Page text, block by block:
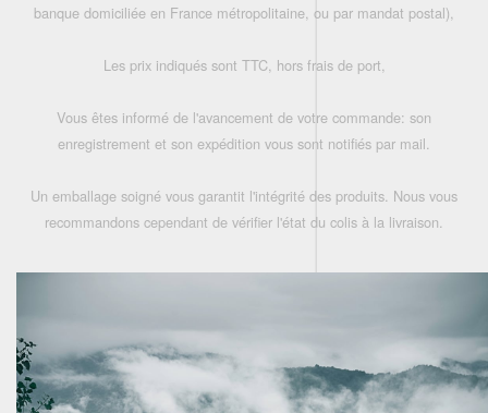
banque domiciliée en France métropolitaine, ou par mandat postal),
Les prix indiqués sont TTC, hors frais de port,
Vous êtes informé de l'avancement de votre commande: son
enregistrement et son expédition vous sont notifiés par mail.
Un emballage soigné vous garantit l'intégrité des produits. Nous vous
recommandons cependant de vérifier l'état du colis à la livraison.